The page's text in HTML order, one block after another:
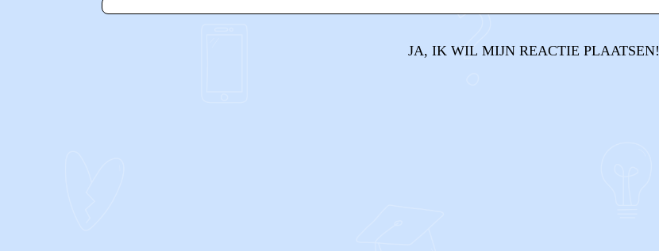
JA, IK WIL MIJN REACTIE PLAATSEN!